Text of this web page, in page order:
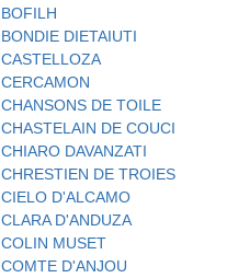
BOFILH
BONDIE DIETAIUTI
CASTELLOZA
CERCAMON
CHANSONS DE TOILE
CHASTELAIN DE COUCI
CHIARO DAVANZATI
CHRESTIEN DE TROIES
CIELO D'ALCAMO
CLARA D'ANDUZA
COLIN MUSET
COMTE D'ANJOU